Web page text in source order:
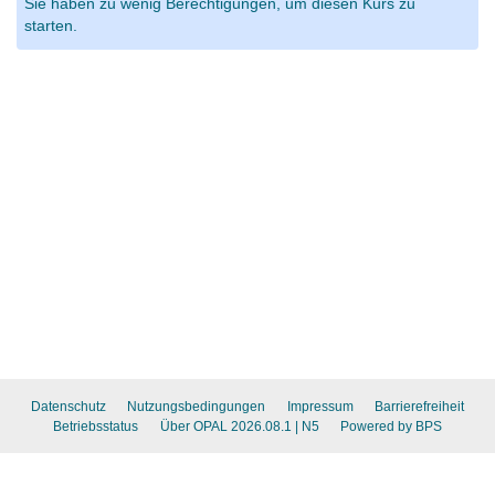
Sie haben zu wenig Berechtigungen, um diesen Kurs zu
starten.
Datenschutz Nutzungsbedingungen Impressum
Barrierefreiheit
Betriebsstatus
Über OPAL 2026.08.1 | N5 Powered by BPS